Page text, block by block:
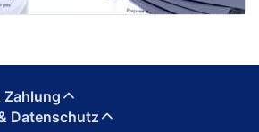
Zahlung
Datenschutz